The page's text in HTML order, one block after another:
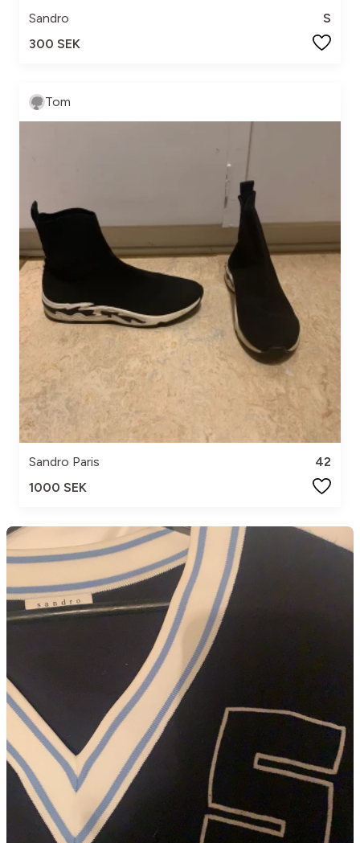
Sandro
S
300 SEK
Tom
Sandro Paris
42
1000 SEK